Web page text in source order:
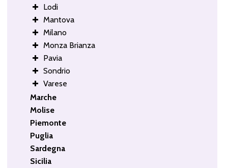
Lodi
Mantova
Milano
Monza Brianza
Pavia
Sondrio
Varese
Marche
Molise
Piemonte
Puglia
Sardegna
Sicilia